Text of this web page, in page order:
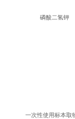
磷酸二氢钾
一次性使用标本取